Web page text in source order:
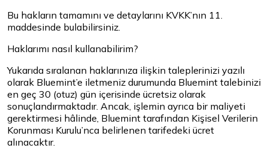
Bu hakların tamamını ve detaylarını KVKK’nın 11.
maddesinde bulabilirsiniz.
Haklarımı nasıl kullanabilirim?
Yukarıda sıralanan haklarınıza ilişkin taleplerinizi yazılı
olarak Bluemint’e iletmeniz durumunda Bluemint talebinizi
en geç 30 (otuz) gün içerisinde ücretsiz olarak
sonuçlandırmaktadır. Ancak, işlemin ayrıca bir maliyeti
gerektirmesi hâlinde, Bluemint tarafından Kişisel Verilerin
Korunması Kurulu’nca belirlenen tarifedeki ücret
alınacaktır.